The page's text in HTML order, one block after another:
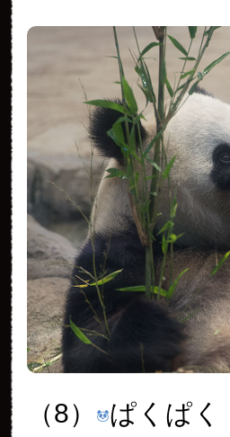
（8） ぱくぱく